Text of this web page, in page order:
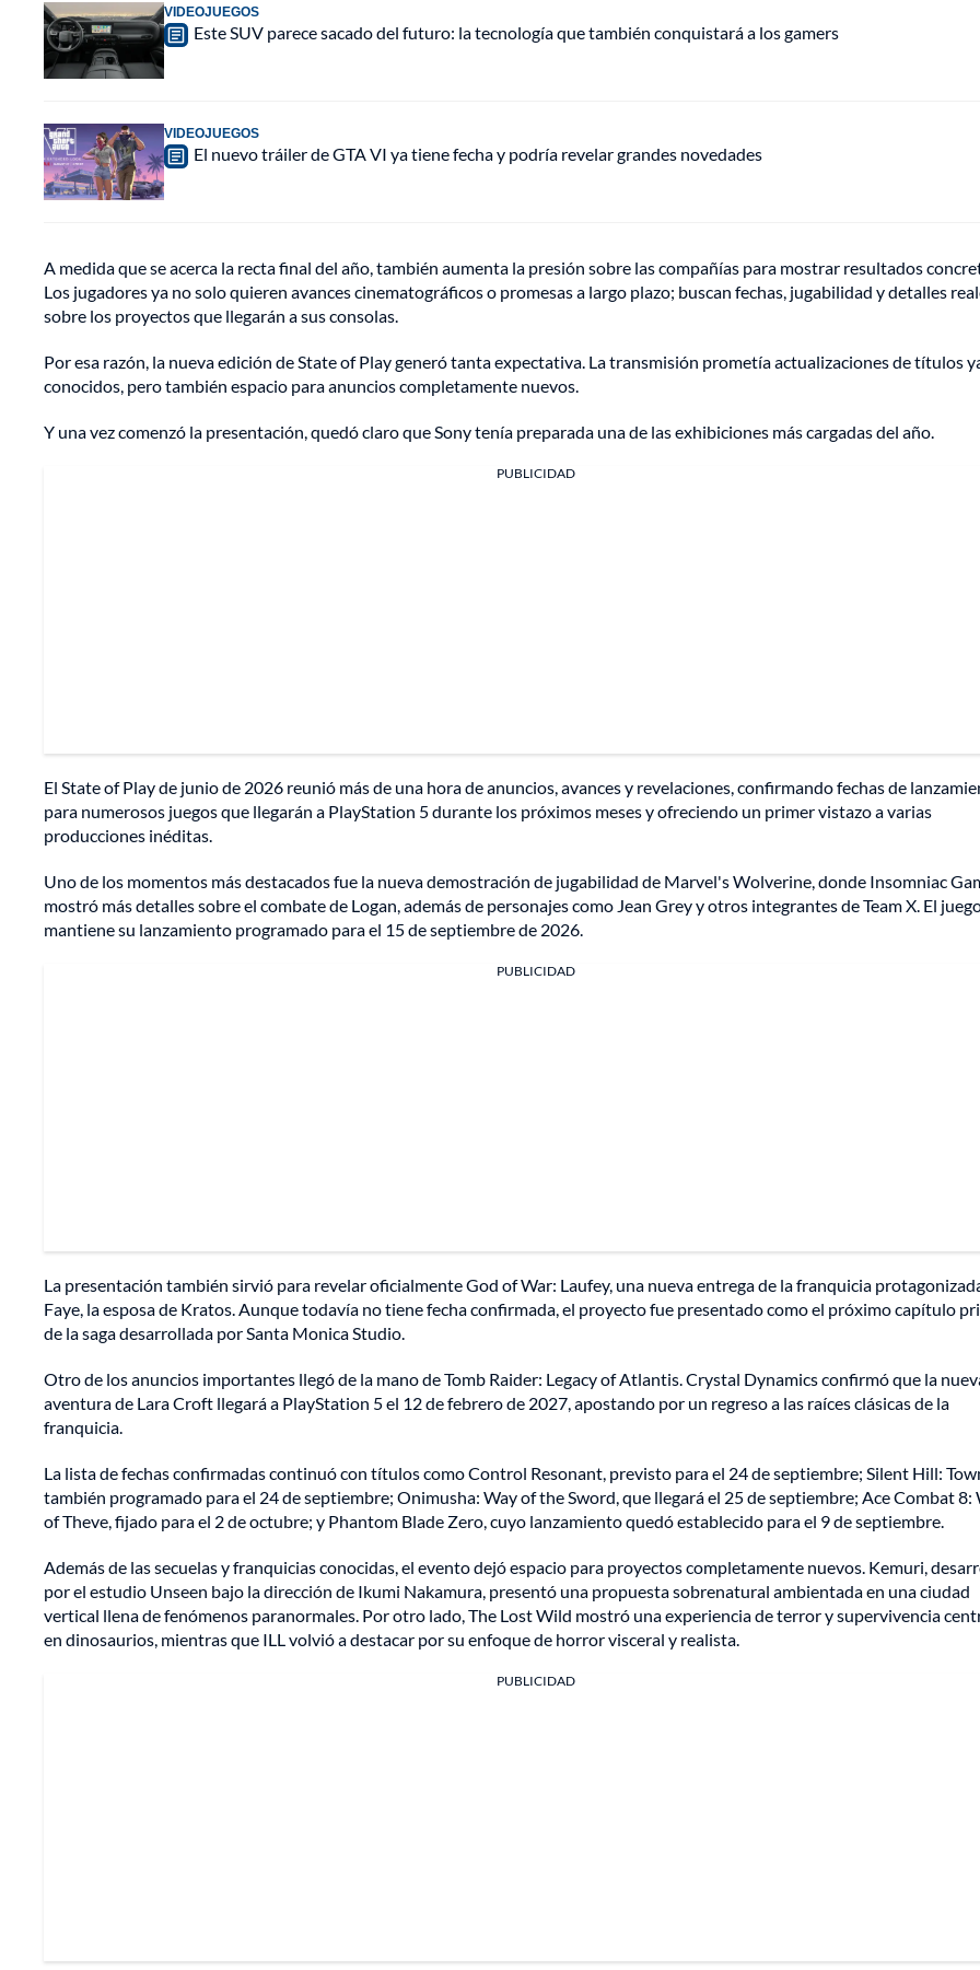
VIDEOJUEGOS
Este SUV parece sacado del futuro: la tecnología que también conquistará a los gamers
VIDEOJUEGOS
El nuevo tráiler de GTA VI ya tiene fecha y podría revelar grandes novedades
A medida que se acerca la recta final del año, también aumenta la presión sobre las compañías para mostrar resultados
Los jugadores ya no solo quieren avances cinematográficos o promesas a largo plazo; buscan fechas, jugabilidad y detalles
sobre los proyectos que llegarán a sus consolas.
Por esa razón, la nueva edición de State of Play generó tanta expectativa. La transmisión prometía actualizaciones de títulos
conocidos, pero también espacio para anuncios completamente nuevos.
Y una vez comenzó la presentación, quedó claro que Sony tenía preparada una de las exhibiciones más cargadas del año.
PUBLICIDAD
El State of Play de junio de 2026 reunió más de una hora de anuncios, avances y revelaciones, confirmando fechas de
para numerosos juegos que llegarán a PlayStation 5 durante los próximos meses y ofreciendo un primer vistazo a varias
producciones inéditas.
Uno de los momentos más destacados fue la nueva demostración de jugabilidad de Marvel's Wolverine, donde Insomniac
mostró más detalles sobre el combate de Logan, además de personajes como Jean Grey y otros integrantes de Team X. El
mantiene su lanzamiento programado para el 15 de septiembre de 2026.
PUBLICIDAD
La presentación también sirvió para revelar oficialmente God of War: Laufey, una nueva entrega de la franquicia
Faye, la esposa de Kratos. Aunque todavía no tiene fecha confirmada, el proyecto fue presentado como el próximo capítulo
de la saga desarrollada por Santa Monica Studio.
Otro de los anuncios importantes llegó de la mano de Tomb Raider: Legacy of Atlantis. Crystal Dynamics confirmó que la
aventura de Lara Croft llegará a PlayStation 5 el 12 de febrero de 2027, apostando por un regreso a las raíces clásicas de la
franquicia.
La lista de fechas confirmadas continuó con títulos como Control Resonant, previsto para el 24 de septiembre; Silent Hill:
también programado para el 24 de septiembre; Onimusha: Way of the Sword, que llegará el 25 de septiembre; Ace Combat 8:
of Theve, fijado para el 2 de octubre; y Phantom Blade Zero, cuyo lanzamiento quedó establecido para el 9 de septiembre.
Además de las secuelas y franquicias conocidas, el evento dejó espacio para proyectos completamente nuevos. Kemuri,
por el estudio Unseen bajo la dirección de Ikumi Nakamura, presentó una propuesta sobrenatural ambientada en una ciudad
vertical llena de fenómenos paranormales. Por otro lado, The Lost Wild mostró una experiencia de terror y supervivencia
en dinosaurios, mientras que ILL volvió a destacar por su enfoque de horror visceral y realista.
PUBLICIDAD